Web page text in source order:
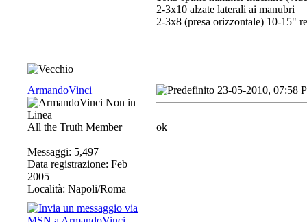
2-3x10 alzate laterali ai manubri
2-3x8 (presa orizzontale) 10-15"
ArmandoVinci
All the Truth Member
Messaggi: 5,497
Data registrazione: Feb
2005
Località: Napoli/Roma
23-05-2010, 07:58
ok